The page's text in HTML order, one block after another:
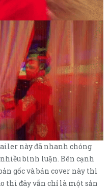
này đã nhanh chóng
bình luận. Bên cạnh
gốc và bản cover này thì
thì đây vẫn chỉ là một sản